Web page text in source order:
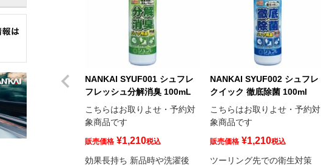
NANKAI SYUF001 シュフレ
フレッシュ分解消臭 100mL
こちらはお取りよせ・予約対
象商品です
販売価格 ¥1,210税込
効果長持ち 新品時や洗濯後
NANKAI SYUF002 シュフレ
クイック 徹底除菌 100ml
こちらはお取りよせ・予約対
象商品です
販売価格 ¥1,210税込
ツーリング先での衛生対策